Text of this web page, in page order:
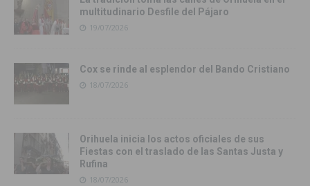
multitudinario Desfile del Pájaro
19/07/2026
Cox se rinde al esplendor del Bando Cristiano
18/07/2026
Orihuela inicia los actos oficiales de sus
Fiestas con el traslado de las Santas Justa y
Rufina
18/07/2026